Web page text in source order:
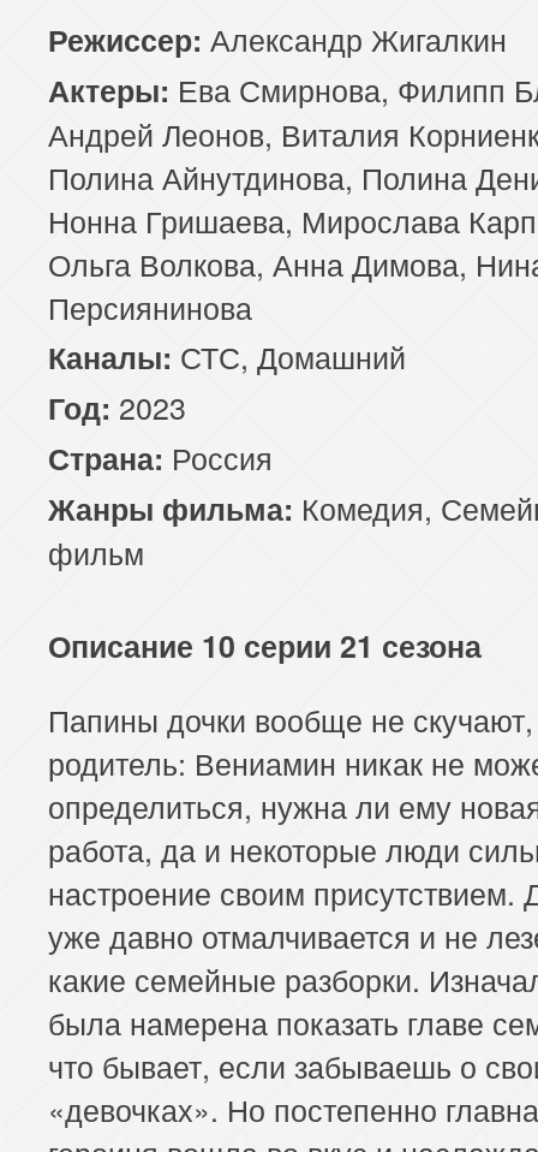
Режиссер: Александр Жигалкин
Актеры: Ева Смирнова, Филипп
Андрей Леонов, Виталия
Полина Айнутдинова, Полина
Нонна Гришаева, Мирослава
Ольга Волкова, Анна Димова,
Персиянинова
Каналы: СТС, Домашний
Год: 2023
Страна: Россия
Жанры фильма: Комедия,
фильм
Описание 10 серии 21 сезона
Папины дочки вообще не скучают,
родитель: Вениамин никак не
определиться, нужна ли ему
работа, да и некоторые люди
настроение своим присутствием.
уже давно отмалчивается и не
какие семейные разборки.
была намерена показать главе
что бывает, если забываешь о
«девочках». Но постепенно